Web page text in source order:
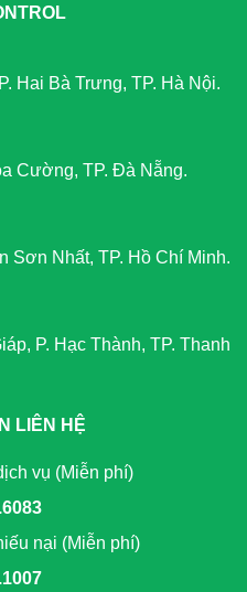
Hai Bà Trưng, TP. Hà Nội.
Cường, TP. Đà Nẵng.
Sơn Nhất, TP. Hồ Chí Minh.
P. Hạc Thành, TP. Thanh
LIÊN HỆ
vụ (Miễn phí)
nại (Miễn phí)